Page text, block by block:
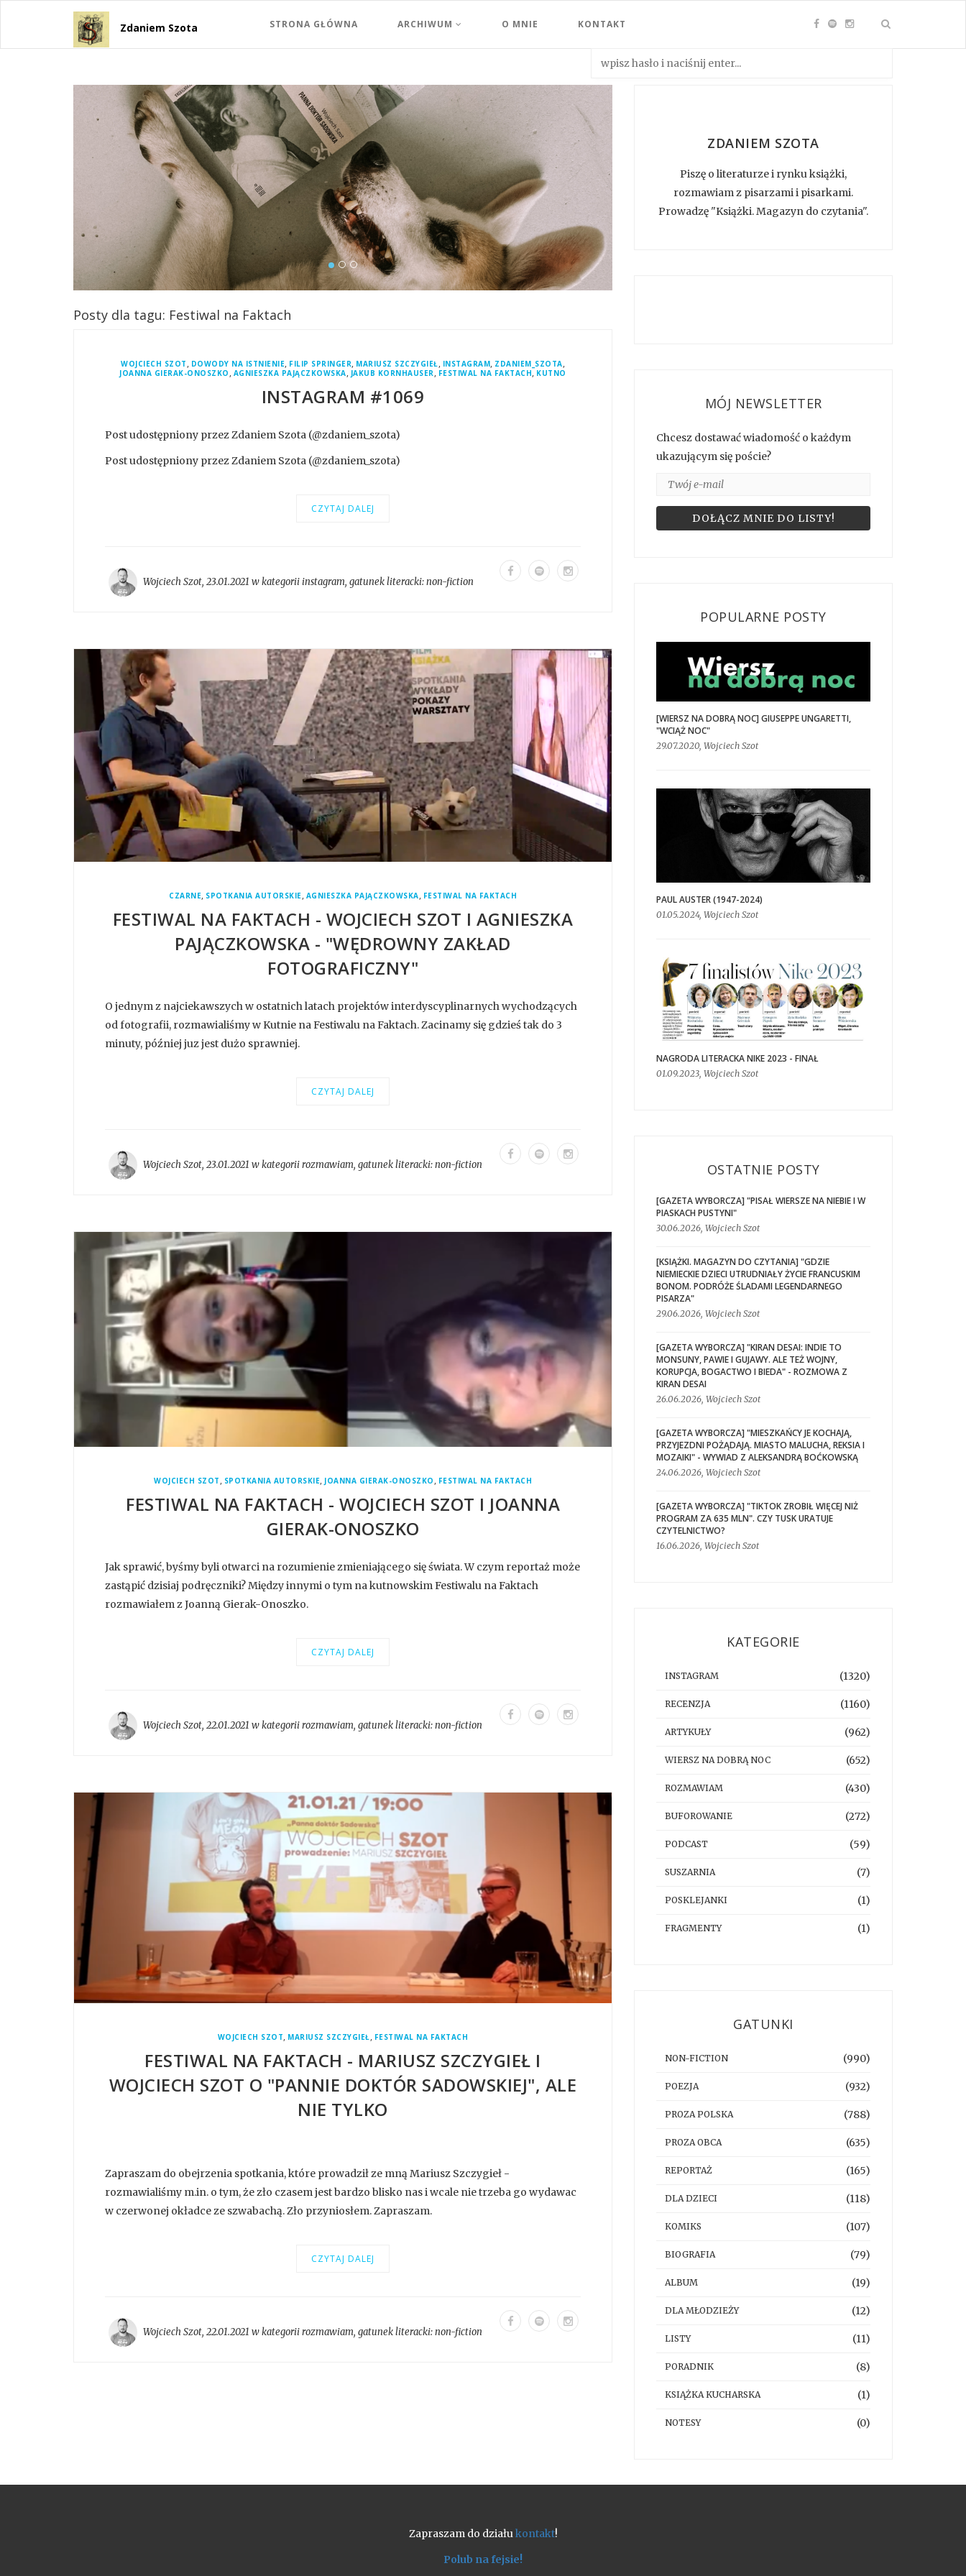
Zdaniem Szota STRONA GŁÓWNA ARCHIWUM O MNIE KONTAKT
Posty dla tagu: Festiwal na Faktach
WOJCIECH SZOT , DOWODY NA ISTNIENIE, FILIP SPRINGER, MARIUSZ SZCZYGIEŁ, INSTAGRAM, ZDANIEM_SZOTA,
JOANNA GIERAK-ONOSZKO , AGNIESZKA PAJĄCZKOWSKA, JAKUB KORNHAUSER, FESTIWAL NA FAKTACH, KUTNO
INSTAGRAM #1069
Post udostępniony przez Zdaniem Szota (@zdaniem_szota)
Post udostępniony przez Zdaniem Szota (@zdaniem_szota)
CZYTAJ DALEJ
Wojciech Szot, 23.01.2021 w kategoriiinstagram, gatunek literacki:non-fiction
CZARNE, SPOTKANIA AUTORSKIE, AGNIESZKA PAJĄCZKOWSKA, FESTIWAL NA FAKTACH
FESTIWAL NA FAKTACH - WOJCIECH SZOT I AGNIESZKA
PAJĄCZKOWSKA - "WĘDROWNY ZAKŁAD
FOTOGRAFICZNY"
O jednym z najciekawszych w ostatnich latach projektów interdyscyplinarnych wychodzących
od fotografii, rozmawialiśmy w Kutnie na Festiwalu na Faktach. Zacinamy się gdzieś tak do 3
minuty, później juz jest dużo sprawniej.
CZYTAJ DALEJ
Wojciech Szot, 23.01.2021 w kategoriirozmawiam, gatunek literacki:non-fiction
WOJCIECH SZOT, SPOTKANIA AUTORSKIE, JOANNA GIERAK-ONOSZKO, FESTIWAL NA FAKTACH
FESTIWAL NA FAKTACH - WOJCIECH SZOT I JOANNA
GIERAK-ONOSZKO
Jak sprawić, byśmy byli otwarci na rozumienie zmieniającego się świata. W czym reportaż może
zastąpić dzisiaj podręczniki? Między innymi o tym na kutnowskim Festiwalu na Faktach
rozmawiałem z Joanną Gierak-Onoszko.
CZYTAJ DALEJ
Wojciech Szot, 22.01.2021 w kategoriirozmawiam, gatunek literacki:non-fiction
WOJCIECH SZOT, MARIUSZ SZCZYGIEŁ, FESTIWAL NA FAKTACH
FESTIWAL NA FAKTACH - MARIUSZ SZCZYGIEŁ I
WOJCIECH SZOT O "PANNIE DOKTÓR SADOWSKIEJ", ALE
NIE TYLKO
Zapraszam do obejrzenia spotkania, które prowadził ze mną Mariusz Szczygieł -
rozmawialiśmy m.in. o tym, że zło czasem jest bardzo blisko nas i wcale nie trzeba go wydawac
w czerwonej okładce ze szwabachą. Zło przyniosłem. Zapraszam.
CZYTAJ DALEJ
Wojciech Szot, 22.01.2021 w kategoriirozmawiam, gatunek literacki:non-fiction
ZDANIEM SZOTA
Piszę o literaturze i rynku książki,
rozmawiam z pisarzami i pisarkami.
Prowadzę "Książki. Magazyn do czytania".
MÓJ NEWSLETTER
Chcesz dostawać wiadomość o każdym
ukazującym się poście?
POPULARNE POSTY
[WIERSZ NA DOBRĄ NOC] GIUSEPPE UNGARETTI,
"WCIĄŻ NOC"
29.07.2020, Wojciech Szot
PAUL AUSTER (1947-2024)
01.05.2024, Wojciech Szot
NAGRODA LITERACKA NIKE 2023 - FINAŁ
01.09.2023, Wojciech Szot
OSTATNIE POSTY
[GAZETA WYBORCZA] "PISAŁ WIERSZE NA NIEBIE I W
PIASKACH PUSTYNI"
30.06.2026, Wojciech Szot
[KSIĄŻKI. MAGAZYN DO CZYTANIA] "GDZIE
NIEMIECKIE DZIECI UTRUDNIAŁY ŻYCIE FRANCUSKIM
BONOM. PODRÓŻE ŚLADAMI LEGENDARNEGO
PISARZA"
29.06.2026, Wojciech Szot
[GAZETA WYBORCZA] "KIRAN DESAI: INDIE TO
MONSUNY, PAWIE I GUJAWY. ALE TEŻ WOJNY,
KORUPCJA, BOGACTWO I BIEDA" - ROZMOWA Z
KIRAN DESAI
26.06.2026, Wojciech Szot
[GAZETA WYBORCZA] "MIESZKAŃCY JE KOCHAJĄ,
PRZYJEZDNI POŻĄDAJĄ. MIASTO MALUCHA, REKSIA I
MOZAIKI" - WYWIAD Z ALEKSANDRĄ BOĆKOWSKĄ
24.06.2026, Wojciech Szot
[GAZETA WYBORCZA] "TIKTOK ZROBIŁ WIĘCEJ NIŻ
PROGRAM ZA 635 MLN". CZY TUSK URATUJE
CZYTELNICTWO?
16.06.2026, Wojciech Szot
KATEGORIE
INSTAGRAM (1320)
RECENZJA (1160)
ARTYKUŁY (962)
WIERSZ NA DOBRĄ NOC (652)
ROZMAWIAM (430)
BUFOROWANIE (272)
PODCAST (59)
SUSZARNIA (7)
POSKLEJANKI (1)
FRAGMENTY (1)
GATUNKI
NON-FICTION (990)
POEZJA (932)
PROZA POLSKA (788)
PROZA OBCA (635)
REPORTAŻ (165)
DLA DZIECI (118)
KOMIKS (107)
BIOGRAFIA (79)
ALBUM (19)
DLA MŁODZIEŻY (12)
LISTY (11)
PORADNIK (8)
KSIĄŻKA KUCHARSKA (1)
NOTESY (0)
Zapraszam do działukontakt!
Polub na fejsie!